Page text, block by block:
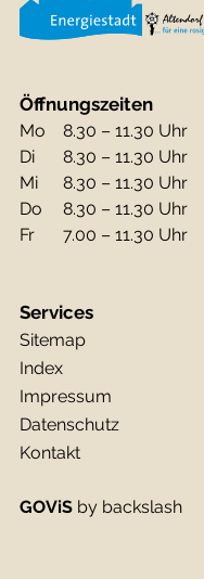
Öffnungszeiten
Mo 8.30 – 11.30 Uhr
Di
8.30 – 11.30 Uhr
Mi
8.30 – 11.30 Uhr
Do
8.30 – 11.30 Uhr
Fr
7.00 – 11.30 Uhr
Services
Sitemap
Index
Impressum
Datenschutz
Kontakt
GOViSby backslash